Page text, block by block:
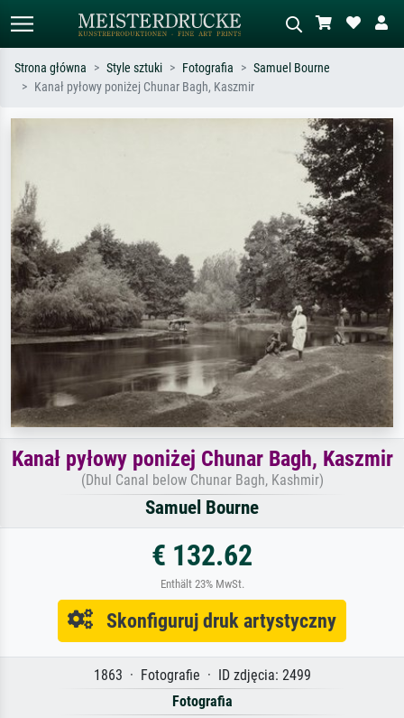
Opisz scenę – np. zielona łąka,
abstrakcja z czerwienią, ciemny olej,
stojący akt obok drzewa.
Strona główna Style sztuki Fotografia
Samuel Bourne
Kanał pyłowy poniżej Chunar Bagh, Kaszmir
Kanał pyłowy poniżej Chunar Bagh, Kaszmir
(Dhul Canal below Chunar Bagh, Kashmir)
Samuel Bourne
€ 132.62
Enthält 23% MwSt.
Skonfiguruj druk artystyczny
1863 · Fotografie · ID zdjęcia: 2499
Fotografia